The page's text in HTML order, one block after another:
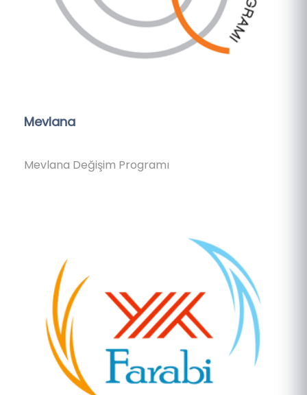
Mevlana
Mevlana Değişim Programı